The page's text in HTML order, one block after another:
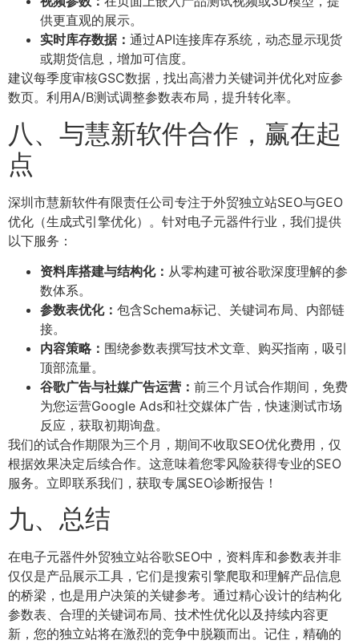
供更直观的展示。
实时库存数据： 通过API连接库存系统，动态显示现货
或期货信息，增加可信度。
建议每季度审核GSC数据，找出高潜力关键词并优化对应参
数页。利用A/B测试调整参数表布局，提升转化率。
八、与慧新软件合作，赢在起
点
深圳市慧新软件有限责任公司专注于外贸独立站SEO与GEO
优化（生成式引擎优化）。针对电子元器件行业，我们提供
以下服务：
资料库搭建与结构化： 从零构建可被谷歌深度理解的参
数体系。
参数表优化： 包含Schema标记、关键词布局、内部链
接。
内容策略： 围绕参数表撰写技术文章、购买指南，吸引
顶部流量。
谷歌广告与社媒广告运营： 前三个月试合作期间，免费
为您运营Google Ads和社交媒体广告，快速测试市场
反应，获取初期询盘。
我们的试合作期限为三个月，期间不收取SEO优化费用，仅
根据效果决定后续合作。这意味着您零风险获得专业的SEO
服务。立即联系我们，获取专属SEO诊断报告！
九、总结
在电子元器件外贸独立站谷歌SEO中，资料库和参数表并非
仅仅是产品展示工具，它们是搜索引擎爬取和理解产品信息
的桥梁，也是用户决策的关键参考。通过精心设计的结构化
参数表、合理的关键词布局、技术性优化以及持续内容更
新，您的独立站将在激烈的竞争中脱颖而出。记住，精确的